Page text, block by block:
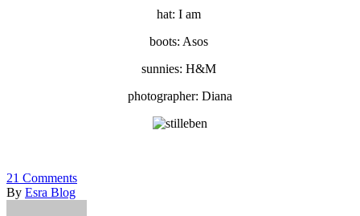
hat: I am
boots: Asos
sunnies: H&M
photographer: Diana
21 Comments
By Esra Blog